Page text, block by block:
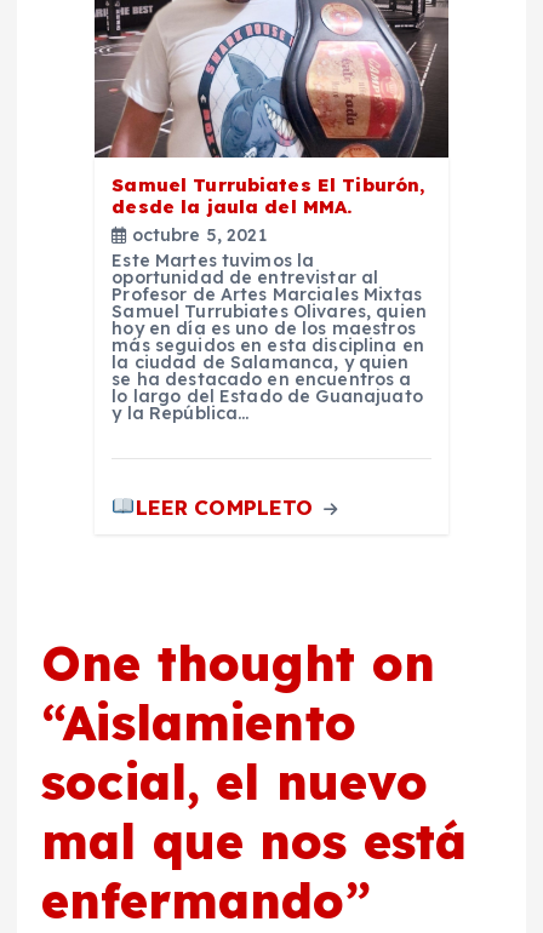
Samuel Turrubiates El Tiburón,
desde la jaula del MMA.
octubre 5, 2021
Este Martes tuvimos la
oportunidad de entrevistar al
Profesor de Artes Marciales Mixtas
Samuel Turrubiates Olivares, quien
hoy en día es uno de los maestros
más seguidos en esta disciplina en
la ciudad de Salamanca, y quien
se ha destacado en encuentros a
lo largo del Estado de Guanajuato
y la República…
LEER COMPLETO
One thought on
“Aislamiento
social, el nuevo
mal que nos está
enfermando”